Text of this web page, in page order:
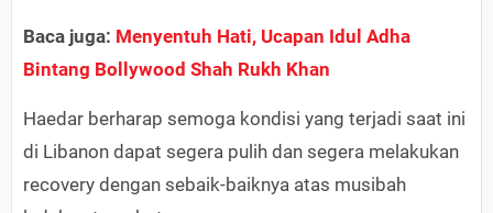
Baca juga: Menyentuh Hati, Ucapan Idul Adha
Bintang Bollywood Shah Rukh Khan
Haedar berharap semoga kondisi yang terjadi saat ini
di Libanon dapat segera pulih dan segera melakukan
recovery dengan sebaik-baiknya atas musibah